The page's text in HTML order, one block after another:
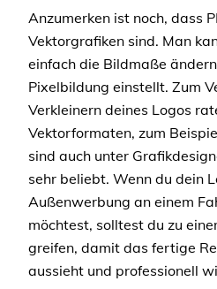
Anzumerken ist noch, dass
Vektorgrafiken sind. Man
einfach die Bildmaße
Pixelbildung einstellt. Zum
Verkleinern deines Logos
Vektorformaten, zum
sind auch unter
sehr beliebt. Wenn du dein
Außenwerbung an einem
möchtest, solltest du zu
greifen, damit das fertige
aussieht und professionell